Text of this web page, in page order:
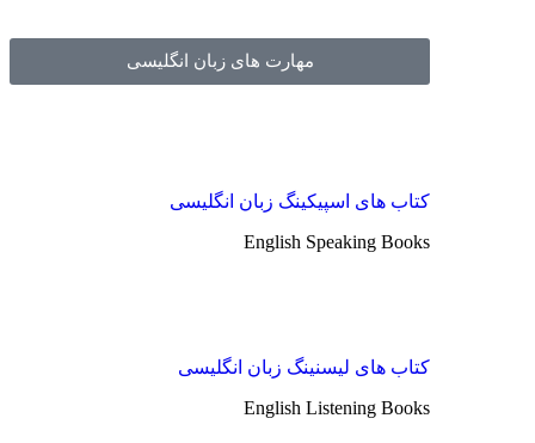
مهارت های زبان انگلیسی
کتاب های اسپیکینگ زبان انگلیسی
English Speaking Books
کتاب های لیسنینگ زبان انگلیسی
English Listening Books